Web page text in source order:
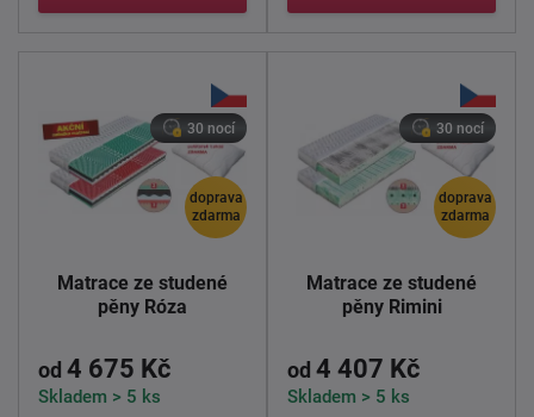
Helena je bytelná ...
doprava
zdarma
30 nocí
Matrace ze studené
pěny Róza
od 4 675 Kč
Skladem > 5 ks
doprava
zdarma
30 nocí
Matrace ze studené
pěny Rimini
od 4 407 Kč
Skladem > 5 ks